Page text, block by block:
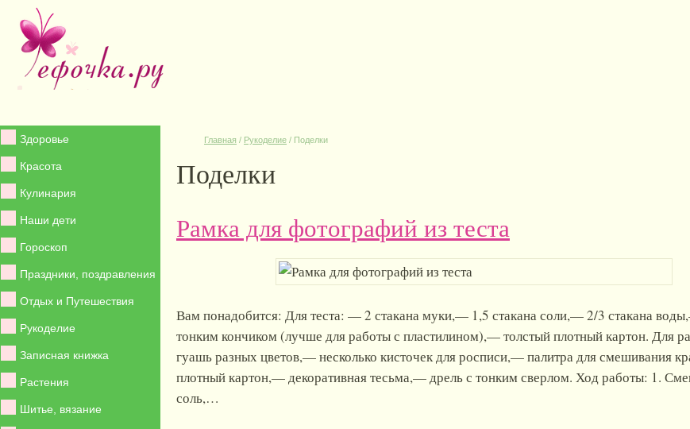
Здоровье
Красота
Кулинария
Наши дети
Гороскоп
Праздники, поздравления
Отдых и Путешествия
Рукоделие
Записная книжка
Растения
Шитье, вязание
Главная / Рукоделие / Поделки
Поделки
Рамка для фотографий из теста
Вам понадобится: Для теста: — 2 стакана муки,— 1,5 стакана соли,— 2/3 стакана
тонким кончиком (лучше для работы с пластилином),— толстый плотный картон. Для
гуашь разных цветов,— несколько кисточек для росписи,— палитра для смешивания
плотный картон,— декоративная тесьма,— дрель с тонким сверлом. Ход работы: 1.
соль,…